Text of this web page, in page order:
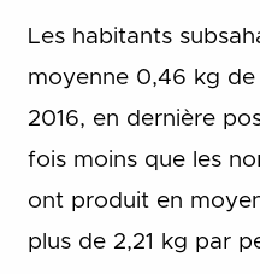
Les habitants
moyenne 0,46 kg
2016, en dernière
fois moins que les
ont produit en
plus de 2,21 kg par